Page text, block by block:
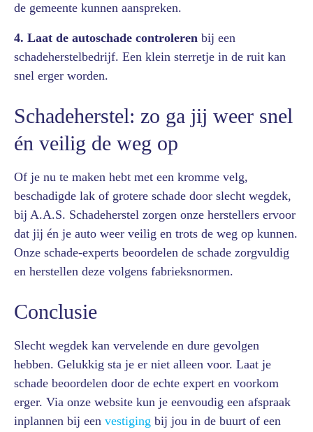
de gemeente kunnen aanspreken.
4. Laat de autoschade controleren bij een
schadeherstelbedrijf. Een klein sterretje in de ruit kan
snel erger worden.
Schadeherstel: zo ga jij weer snel
én veilig de weg op
Of je nu te maken hebt met een kromme velg,
beschadigde lak of grotere schade door slecht wegdek,
bij A.A.S. Schadeherstel zorgen onze herstellers ervoor
dat jij én je auto weer veilig en trots de weg op kunnen.
Onze schade-experts beoordelen de schade zorgvuldig
en herstellen deze volgens fabrieksnormen.
Conclusie
Slecht wegdek kan vervelende en dure gevolgen
hebben. Gelukkig sta je er niet alleen voor. Laat je
schade beoordelen door de echte expert en voorkom
erger. Via onze website kun je eenvoudig een afspraak
inplannen bij een vestiging bij jou in de buurt of een